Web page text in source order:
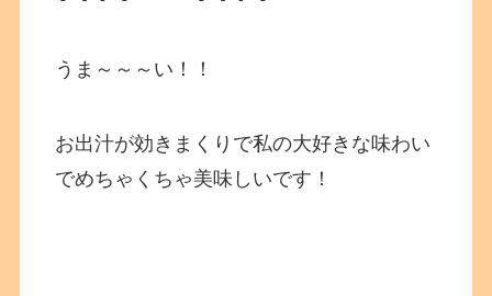
うま～～～い！！
お出汁が効きまくりで私の大好きな味わい
でめちゃくちゃ美味しいです！